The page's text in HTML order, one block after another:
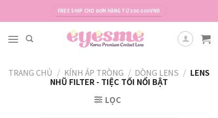
FREE SHIP CHO ĐƠN HÀNG TỪ 200.000VND
TRANG CHỦ / KÍNH ÁP TRÒNG / DÒNG LENS / LENS
NHŨ FILTER - TIỆC TỐI NỔI BẬT
LỌC